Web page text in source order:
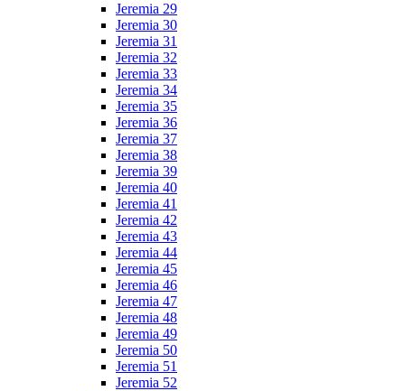
Jeremia 29
Jeremia 30
Jeremia 31
Jeremia 32
Jeremia 33
Jeremia 34
Jeremia 35
Jeremia 36
Jeremia 37
Jeremia 38
Jeremia 39
Jeremia 40
Jeremia 41
Jeremia 42
Jeremia 43
Jeremia 44
Jeremia 45
Jeremia 46
Jeremia 47
Jeremia 48
Jeremia 49
Jeremia 50
Jeremia 51
Jeremia 52